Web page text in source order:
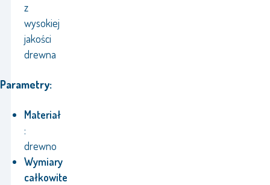
z
wysokiej
jakości
drewna
Parametry:
Materiał
:
drewno
Wymiary
całkowite